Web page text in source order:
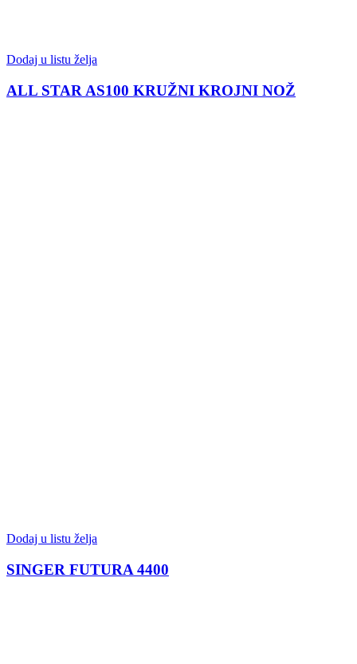
Dodaj u listu želja
ALL STAR AS100 KRUŽNI KROJNI NOŽ
Dodaj u listu želja
SINGER FUTURA 4400